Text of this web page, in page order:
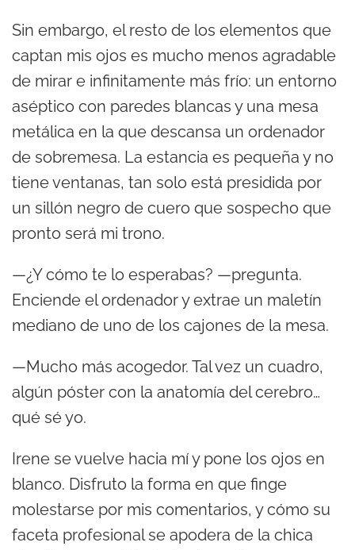
Sin embargo, el resto de los elementos que
captan mis ojos es mucho menos agradable
de mirar e infinitamente más frío: un entorno
aséptico con paredes blancas y una mesa
metálica en la que descansa un ordenador
de sobremesa. La estancia es pequeña y no
tiene ventanas, tan solo está presidida por
un sillón negro de cuero que sospecho que
pronto será mi trono.
—¿Y cómo te lo esperabas? —pregunta.
Enciende el ordenador y extrae un maletín
mediano de uno de los cajones de la mesa.
—Mucho más acogedor. Tal vez un cuadro,
algún póster con la anatomía del cerebro…
qué sé yo.
Irene se vuelve hacia mí y pone los ojos en
blanco. Disfruto la forma en que finge
molestarse por mis comentarios, y cómo su
faceta profesional se apodera de la chica